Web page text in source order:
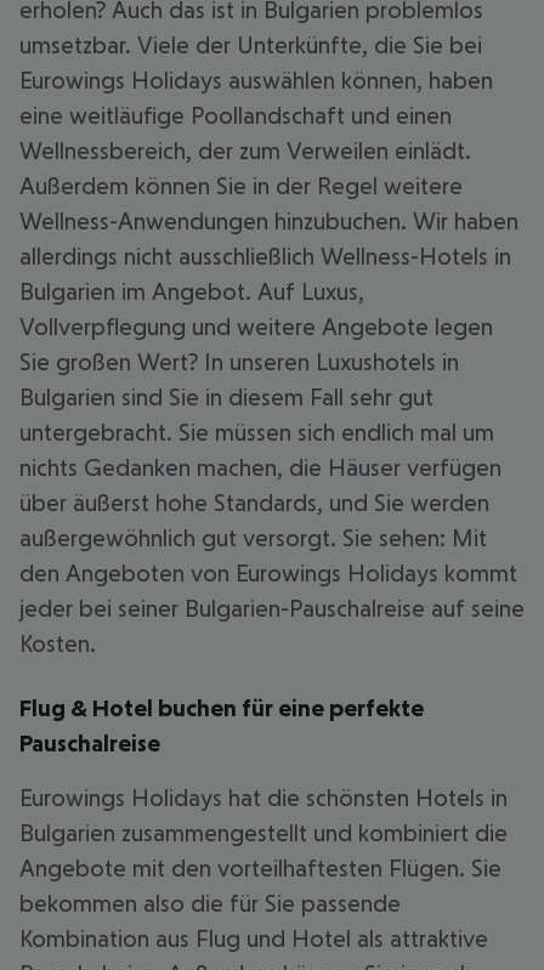
erholen? Auch das ist in Bulgarien problemlos
umsetzbar. Viele der Unterkünfte, die Sie bei
Eurowings Holidays auswählen können, haben
eine weitläufige Poollandschaft und einen
Wellnessbereich, der zum Verweilen einlädt.
Außerdem können Sie in der Regel weitere
Wellness-Anwendungen hinzubuchen. Wir haben
allerdings nicht ausschließlich Wellness-Hotels in
Bulgarien im Angebot. Auf Luxus,
Vollverpflegung und weitere Angebote legen
Sie großen Wert? In unseren Luxushotels in
Bulgarien sind Sie in diesem Fall sehr gut
untergebracht. Sie müssen sich endlich mal um
nichts Gedanken machen, die Häuser verfügen
über äußerst hohe Standards, und Sie werden
außergewöhnlich gut versorgt. Sie sehen: Mit
den Angeboten von Eurowings Holidays kommt
jeder bei seiner Bulgarien-Pauschalreise auf seine
Kosten.
Flug & Hotel buchen für eine perfekte
Pauschalreise
Eurowings Holidays hat die schönsten Hotels in
Bulgarien zusammengestellt und kombiniert die
Angebote mit den vorteilhaftesten Flügen. Sie
bekommen also die für Sie passende
Kombination aus Flug und Hotel als attraktive